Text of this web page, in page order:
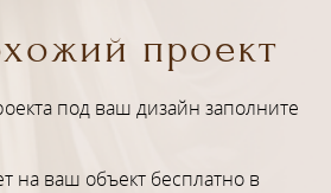
проект
под ваш дизайн заполните
на ваш объект бесплатно в